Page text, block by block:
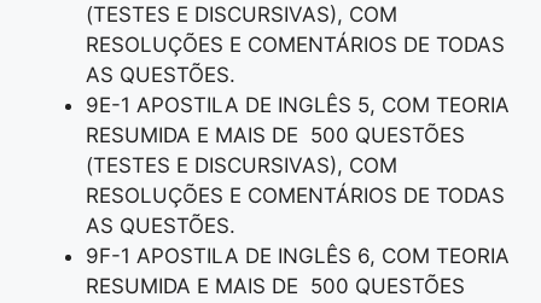
(TESTES E DISCURSIVAS), COM
RESOLUÇÕES E COMENTÁRIOS DE TODAS
AS QUESTÕES.
9E-1 APOSTILA DE INGLÊS 5, COM TEORIA
RESUMIDA E MAIS DE 500 QUESTÕES
(TESTES E DISCURSIVAS), COM
RESOLUÇÕES E COMENTÁRIOS DE TODAS
AS QUESTÕES.
9F-1 APOSTILA DE INGLÊS 6, COM TEORIA
RESUMIDA E MAIS DE 500 QUESTÕES